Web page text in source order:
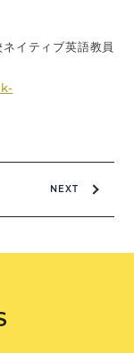
イティブ英語教員
NEXT